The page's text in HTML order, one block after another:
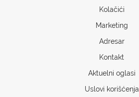
Kolačići
Marketing
Adresar
Kontakt
Aktuelni oglasi
Uslovi korišćenja